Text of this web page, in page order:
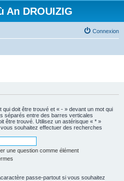
An DROUIZIG
Connexion
doit être trouvé et « - » devant un mot qui
séparés entre des barres verticales
être trouvé. Utilisez un astérisque « * »
souhaitez effectuer des recherches
une question comme élément
passe-partout si vous souhaitez